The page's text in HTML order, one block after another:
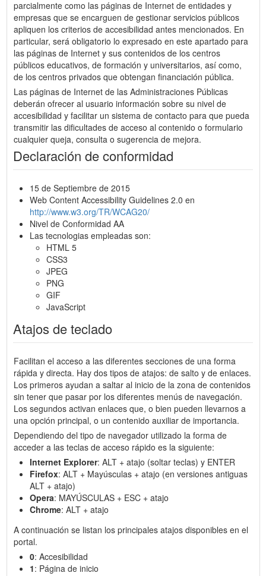
parcialmente como las páginas de Internet de entidades y
empresas que se encarguen de gestionar servicios públicos
apliquen los criterios de accesibilidad antes mencionados. En
particular, será obligatorio lo expresado en este apartado para
las páginas de Internet y sus contenidos de los centros
públicos educativos, de formación y universitarios, así como,
de los centros privados que obtengan financiación pública.
Las páginas de Internet de las Administraciones Públicas
deberán ofrecer al usuario información sobre su nivel de
accesibilidad y facilitar un sistema de contacto para que pueda
transmitir las dificultades de acceso al contenido o formulario
cualquier queja, consulta o sugerencia de mejora.
Declaración de conformidad
15 de Septiembre de 2015
Web Content Accessibility Guidelines 2.0 en
http://www.w3.org/TR/WCAG20/
Nivel de Conformidad AA
Las tecnologias empleadas son:
HTML 5
CSS3
JPEG
PNG
GIF
JavaScript
Atajos de teclado
Facilitan el acceso a las diferentes secciones de una forma
rápida y directa. Hay dos tipos de atajos: de salto y de enlaces.
Los primeros ayudan a saltar al inicio de la zona de contenidos
sin tener que pasar por los diferentes menús de navegación.
Los segundos activan enlaces que, o bien pueden llevarnos a
una opción principal, o un contenido auxiliar de importancia.
Dependiendo del tipo de navegador utilizado la forma de
acceder a las teclas de acceso rápido es la siguiente:
Internet Explorer: ALT + atajo (soltar teclas) y ENTER
Firefox: ALT + Mayúsculas + atajo (en versiones antiguas
ALT + atajo)
Opera: MAYÚSCULAS + ESC + atajo
Chrome: ALT + atajo
A continuación se listan los principales atajos disponibles en el
portal.
0: Accesibilidad
1: Página de inicio